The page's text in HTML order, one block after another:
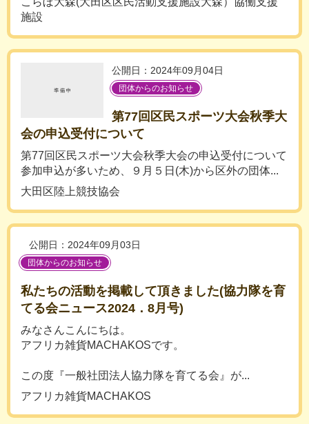
施設
公開日：2024年09月04日
団体からのお知らせ
第77回区民スポーツ大会秋季大
会の申込受付について
第77回区民スポーツ大会秋季大会の申込受付について
参加申込が多いため、９月５日(木)から区外の団体...
大田区陸上競技協会
公開日：2024年09月03日
団体からのお知らせ
私たちの活動を掲載して頂きました(協力隊を育
てる会ニュース2024．8月号)
みなさんこんにちは。
アフリカ雑貨MACHAKOSです。
この度『一般社団法人協力隊を育てる会』が...
アフリカ雑貨MACHAKOS